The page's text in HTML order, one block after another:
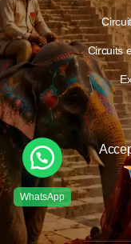
Circuits